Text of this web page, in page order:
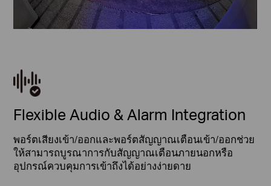
Flexible Audio & Alarm Integration
พอร์ตเสียงเข้า/ออกและพอร์ตสัญญาณเตือนเข้า/ออกช่วย
ให้สามารถบูรณาการกับสัญญาณเตือนภายนอกหรือ
อุปกรณ์ควบคุมการเข้าถึงได้อย่างง่ายดาย